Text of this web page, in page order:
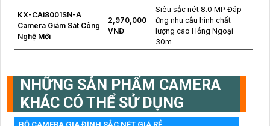
KX-CAi8001SN-A
Camera Giám Sát Công
Nghệ Mới
2,970,000
VNĐ
Siêu sắc nét 8.0 MP Đáp
ứng nhu cầu hình chất
lượng cao Hồng Ngoại
30m
NHỮNG SẢN PHẨM CAMERA
KHÁC CÓ THỂ SỬ DỤNG